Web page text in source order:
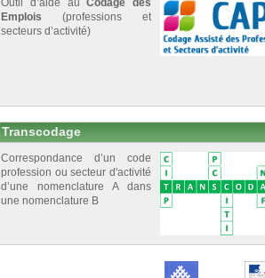
Outil d’aide auCodage des
Emplois (professions et
secteurs d’activité)
Transcodage
Correspondance d’un code
profession ou secteur d'activité
d’une nomenclature A dans
une nomenclature B